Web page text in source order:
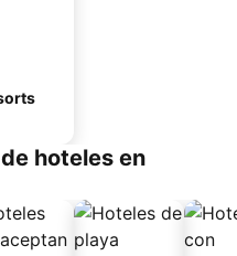
hoteles en